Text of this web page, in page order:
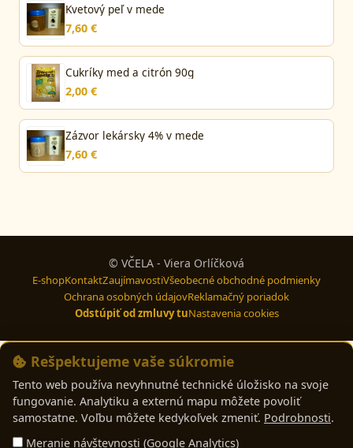
Kvetový peľ v mede
7,60 €
Cukríky med a citrón 90g
2,00 €
Zázvor lekársky 4% v mede
7,60 €
© VČELA - Viera Orlíčková
E-shopKontaktZaujímavostiVšeobecné obchodné podmienky
Ochrana osobných údajovReklamačný poriadok
Odstúpiť od zmluvy tuNastavenia cookies
Rešpektujeme vaše súkromie
Tento web používa nevyhnutné technické úložisko na svoje
fungovanie. Analytiku a externú mapu môžete povoliť
samostatne. Voľbu môžete kedykoľvek zmeniť. Podrobnosti.
Meranie návštevnosti (Google Analytics)